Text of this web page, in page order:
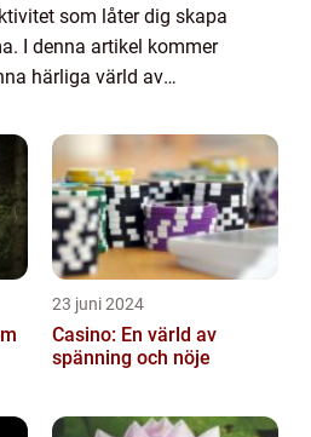
som låter dig skapa
I denna artikel kommer
härliga värld av
Vi kommer också att...
23 juni 2024
Casino: En värld av
spänning och nöje